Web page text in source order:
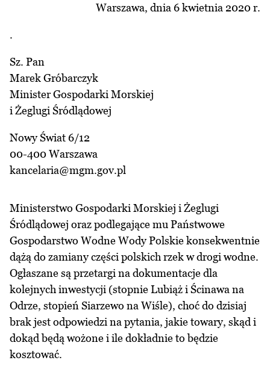
Warszawa, dnia 6 kwietnia 2020 r.
.
Sz. Pan
Marek Gróbarczyk
Minister Gospodarki Morskiej
i Żeglugi Śródlądowej
Nowy Świat 6/12
00-400 Warszawa
kancelaria@mgm.gov.pl
Ministerstwo Gospodarki Morskiej i Żeglugi
Śródlądowej oraz podlegające mu Państwowe
Gospodarstwo Wodne Wody Polskie konsekwentnie
dążą do zamiany części polskich rzek w drogi wodne.
Ogłaszane są przetargi na dokumentacje dla
kolejnych inwestycji (stopnie Lubiąż i Ścinawa na
Odrze, stopień Siarzewo na Wiśle), choć do dzisiaj
brak jest odpowiedzi na pytania, jakie towary, skąd i
dokąd będą wożone i ile dokładnie to będzie
kosztować.